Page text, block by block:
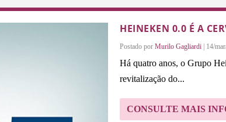
HEINEKEN 0.0 É A
Postado por Murilo Gagliardi 14/
Há quatro anos, o Grupo
revitalização do...
CONSULTE MAIS